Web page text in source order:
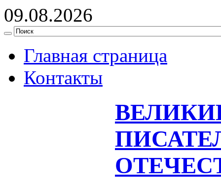
09.08.2026
Главная страница
Контакты